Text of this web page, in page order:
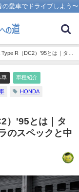
の愛車でドライブしよう〜
R（DC2）'95とは｜タイ
での乗り方
車 車種紹介
HONDA
）'95とは｜タ
のスペックと中